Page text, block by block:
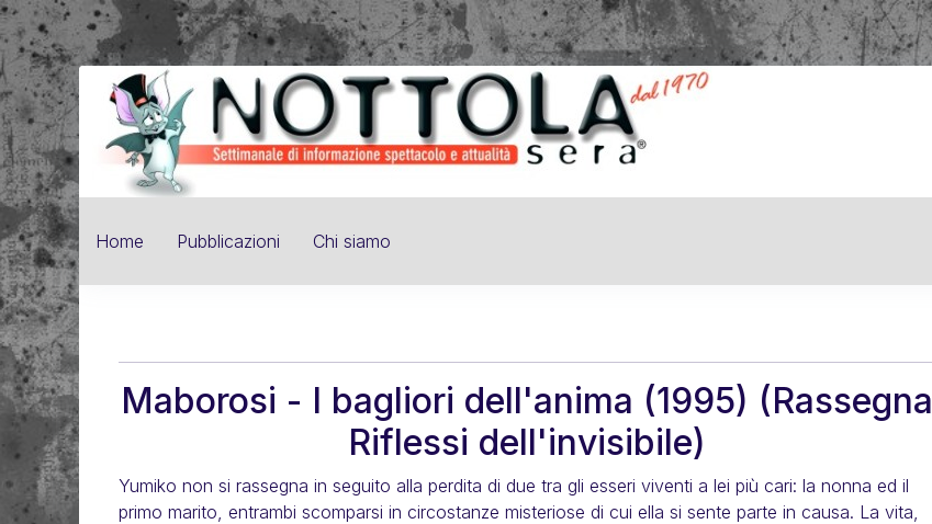
Home Pubblicazioni Chi siamo
Maborosi - I bagliori dell'anima (1995) (Rassegna
Riflessi dell'invisibile)
Yumiko non si rassegna in seguito alla perdita di due tra gli esseri viventi a lei più cari: la nonna ed il
primo marito, entrambi scomparsi in circostanze misteriose di cui ella si sente parte in causa. La vita,